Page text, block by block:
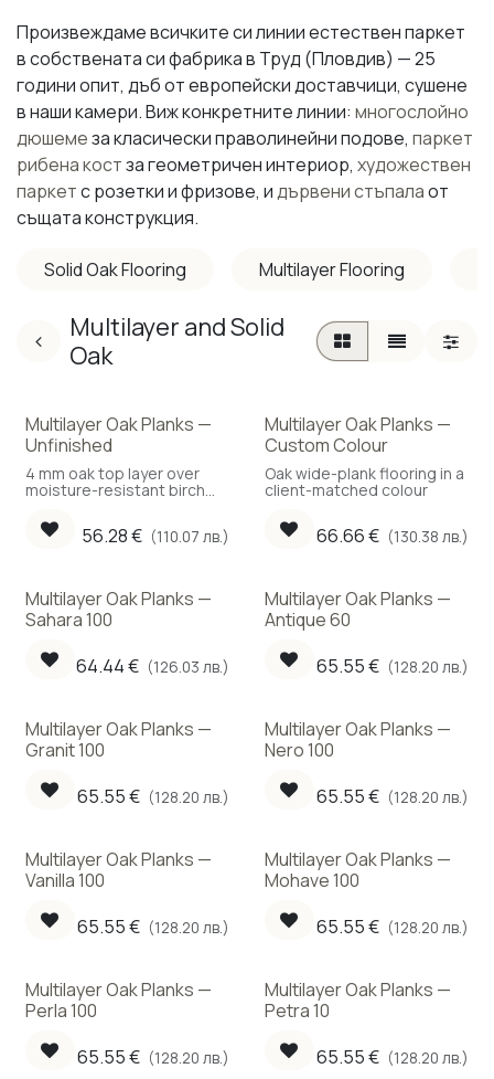
Произвеждаме всичките си линии естествен паркет
в собствената си фабрика в Труд (Пловдив) — 25
години опит, дъб от европейски доставчици, сушене
в наши камери. Виж конкретните линии: многослойно
дюшемеза класически праволинейни подове, паркет
рибена костза геометричен интериор, художествен
паркетс розетки и фризове, идървени стъпалаот
същата конструкция.
Solid Oak Flooring Multilayer Flooring
Multilayer and Solid
Oak
Multilayer Oak Planks —
Unfinished
4 mm oak top layer over
moisture-resistant birch
underfloor heating.
56.28€ (110.07 лв.)
Multilayer Oak Planks —
Custom Colour
Oak wide-plank flooring in a
client-matched colour
66.66€ (130.38 лв.)
New!
Multilayer Oak Planks —
Sahara 100
64.44€ (126.03 лв.)
Multilayer Oak Planks —
Antique 60
65.55€ (128.20 лв.)
Multilayer Oak Planks —
Granit 100
65.55€ (128.20 лв.)
Multilayer Oak Planks —
Nero 100
65.55€ (128.20 лв.)
Multilayer Oak Planks —
Vanilla 100
65.55€ (128.20 лв.)
Multilayer Oak Planks —
Mohave 100
65.55€ (128.20 лв.)
Multilayer Oak Planks —
Perla 100
65.55€ (128.20 лв.)
Multilayer Oak Planks —
Petra 10
65.55€ (128.20 лв.)